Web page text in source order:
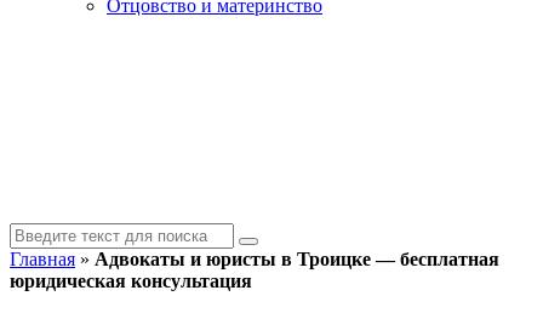
Отцовство и материнство
Главная » Адвокаты и юристы в Троицке — бесплатная
юридическая консультация